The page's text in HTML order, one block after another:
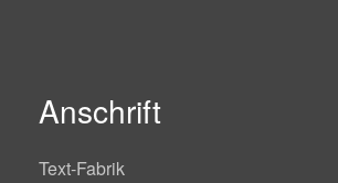
Anschrift
Text-Fabrik